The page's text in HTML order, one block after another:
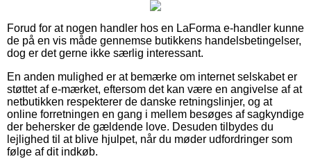
Forud for at nogen handler hos en LaForma e-handler kunne
de på en vis måde gennemse butikkens handelsbetingelser,
dog er det gerne ikke særlig interessant.
En anden mulighed er at bemærke om internet selskabet er
støttet af e-mærket, eftersom det kan være en angivelse af at
netbutikken respekterer de danske retningslinjer, og at
online forretningen en gang i mellem besøges af sagkyndige
der behersker de gældende love. Desuden tilbydes du
lejlighed til at blive hjulpet, når du møder udfordringer som
følge af dit indkøb.